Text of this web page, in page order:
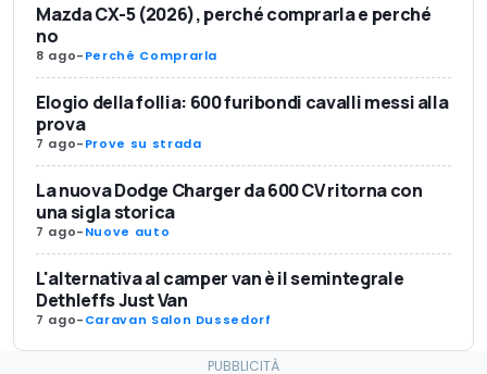
Mazda CX-5 (2026), perché comprarla e perché
no
8 ago-Perché Comprarla
Elogio della follia: 600 furibondi cavalli messi alla
prova
7 ago-Prove su strada
La nuova Dodge Charger da 600 CV ritorna con
una sigla storica
7 ago-Nuove auto
L'alternativa al camper van è il semintegrale
Dethleffs Just Van
7 ago-Caravan Salon Dussedorf